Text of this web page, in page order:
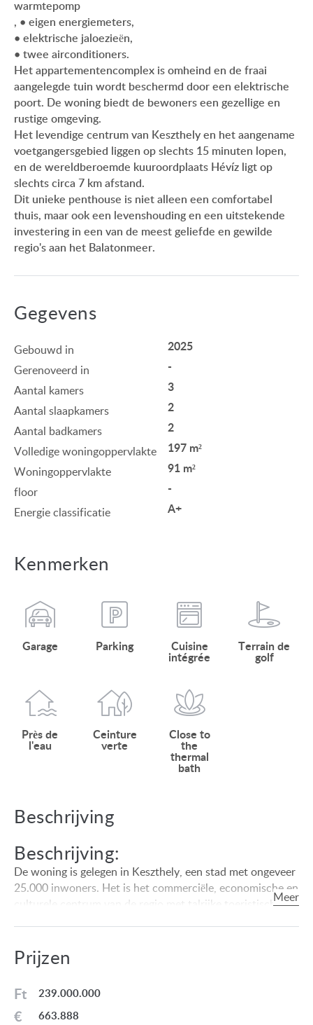
warmtepomp
, • eigen energiemeters,
• elektrische jaloezieën,
• twee airconditioners.
Het appartementencomplex is omheind en de fraai
aangelegde tuin wordt beschermd door een elektrische
poort. De woning biedt de bewoners een gezellige en
rustige omgeving.
Het levendige centrum van Keszthely en het aangename
voetgangersgebied liggen op slechts 15 minuten lopen,
en de wereldberoemde kuuroordplaats Hévíz ligt op
slechts circa 7 km afstand.
Dit unieke penthouse is niet alleen een comfortabel
thuis, maar ook een levenshouding en een uitstekende
investering in een van de meest geliefde en gewilde
regio's aan het Balatonmeer.
Gegevens
Gebouwd in 2025
Gerenoveerd in -
Aantal kamers 3
Aantal slaapkamers 2
Aantal badkamers 2
Volledige woningoppervlakte 197 m²
Woningoppervlakte 91 m²
floor -
Energie classificatie A+
Kenmerken
Garage Parking Cuisine
intégrée
Terrain de
golf
Près de
l'eau
Ceinture
verte
Close to
the
thermal
bath
Beschrijving
Beschrijving:
De woning is gelegen in Keszthely, een stad met ongeveer
25.000 inwoners. Het is het commerciële, economische en
culturele centrum van de regio met talrijke toeristische
(zeilen, vissen, enz.) en recreatiemogelijkheden in de
zomermaanden. Hévíz ligt op 6 km van de nederzetting,
zich bevindt, dat het hele jaar door geschikt is om in te
zwemmen. Aan het meer is een geavanceerd medisch
Prijzen
239.000.000
Ft
663.888
€